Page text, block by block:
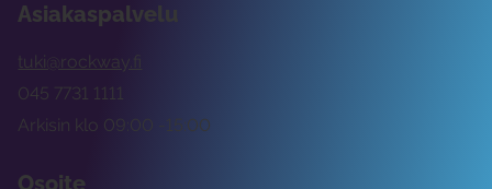
Asiakaspalvelu
tuki@rockway.fi
Arkisin klo 09:00 -15:00
045 7731 1111
Osoite